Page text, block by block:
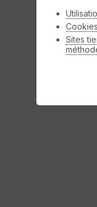
Cookies
Sites